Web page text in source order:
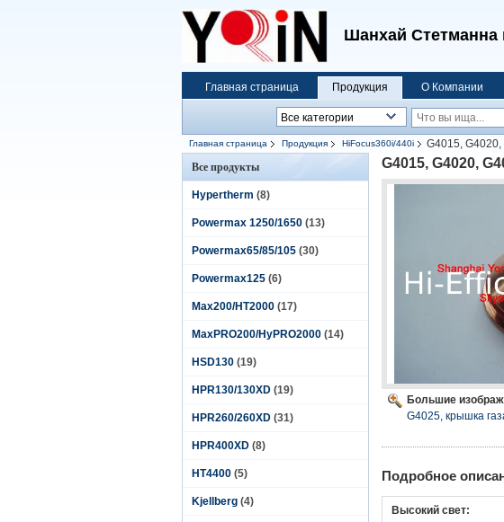
Шанхай
Главная страница Продукция О Компании
Главная страница Продукция HiFocus360i/440i
G4015,
Все продукты
Hypertherm (8)
Powermax 1250/1650 (13)
Powermax65/85/105 (30)
Powermax125 (6)
Max200/HT2000 (17)
MaxPRO200/HyPRO2000 (14)
HSD130 (19)
HPR130/130XD (19)
HPR260/260XD (31)
HPR400XD (8)
HT4400 (5)
Kjellberg (4)
G4015, G4020,
Большие
G4025, крышка
Подробное
Высокий свет: